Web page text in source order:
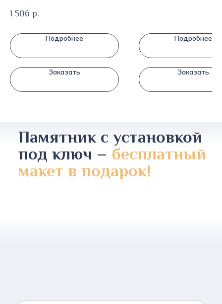
1 506 р.
Подробнее
Заказать
Подробнее
Заказать
Памятник с установкой
под ключ – бесплатный
макет в подарок!